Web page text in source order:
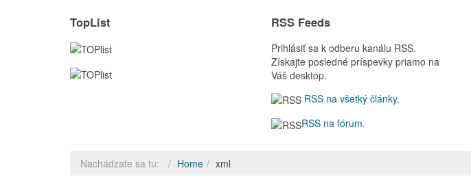
TopList RSS Feeds
Prihlásiť sa k odberu kanálu RSS.
Získajte posledné príspevky priamo na
Váš desktop.
RSS na všetký články.
RSS na fórum.
Nachádzate sa tu: Home xml